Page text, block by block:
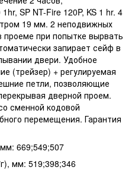
SP NT-Fire 120P, KS 1 hr. 4
19 мм. 2 неподвижных
при попытке вырвать
запирает сейф в
двери. Удобное
(трейзер) + регулируемая
петли, позволяющие
дверной проем.
сменной кодовой
перемещения. Гарантия
669;549;507
мм: 519;398;346